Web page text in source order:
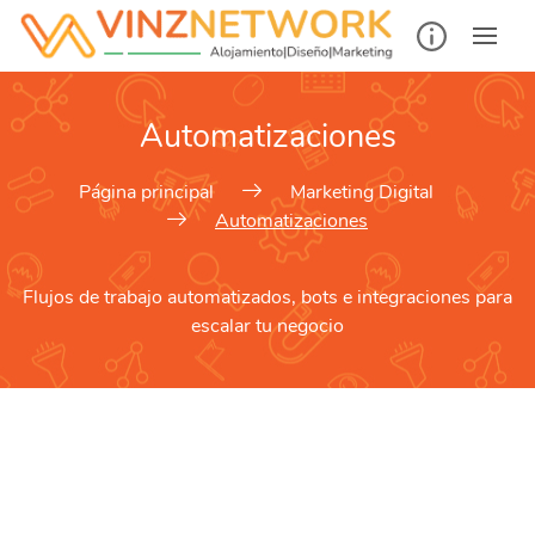
Automatizaciones
Página principal
Marketing Digital
Automatizaciones
Flujos de trabajo automatizados, bots e integraciones para
escalar tu negocio